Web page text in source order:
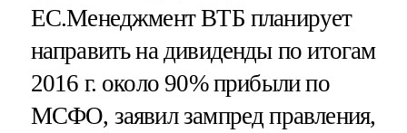
ЕС.Менеджмент ВТБ планирует
направить на дивиденды по итогам
2016 г. около 90% прибыли по
МСФО, заявил зампред правления,